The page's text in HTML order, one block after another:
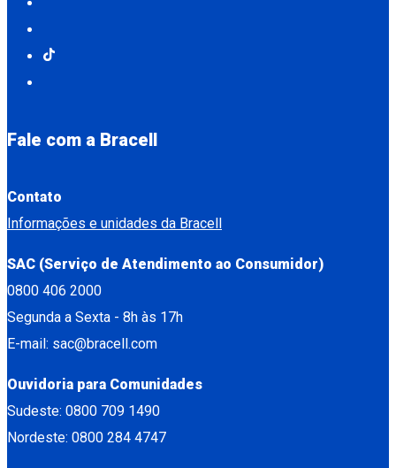
Fale com a Bracell
Contato
Informações e unidades da Bracell
SAC (Serviço de Atendimento ao Consumidor)
0800 406 2000
Segunda a Sexta - 8h às 17h
E-mail: sac@bracell.com
Ouvidoria para Comunidades
Sudeste: 0800 709 1490
Nordeste: 0800 284 4747